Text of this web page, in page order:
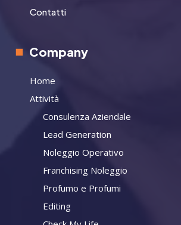
Contatti
Company
Home
Attività
Consulenza Aziendale
Lead Generation
Noleggio Operativo
Franchising Noleggio
Profumo e Profumi
Editing